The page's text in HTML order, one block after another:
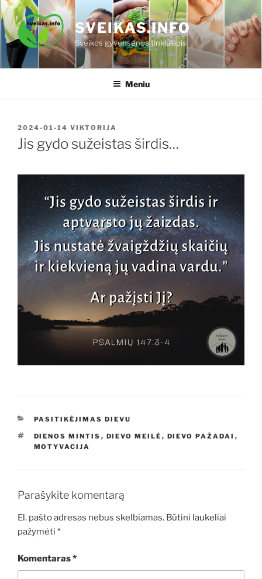
Eiti
prie
turinio
SVEIKAS.INFO
Sveikos gyvensenos tinklalapis
Meniu
PASKELBTA
2024-01-14 VIKTORIJA
Jis gydo sužeistas širdis…
KATEGORIJOS
PASITIKĖJIMAS DIEVU
ŽYMOS
DIENOS MINTIS , DIEVO MEILĖ , DIEVO PAŽADAI ,
MOTYVACIJA
Parašykite komentarą
El. pašto adresas nebus skelbiamas. Būtini laukeliai
pažymėti *
Komentaras*